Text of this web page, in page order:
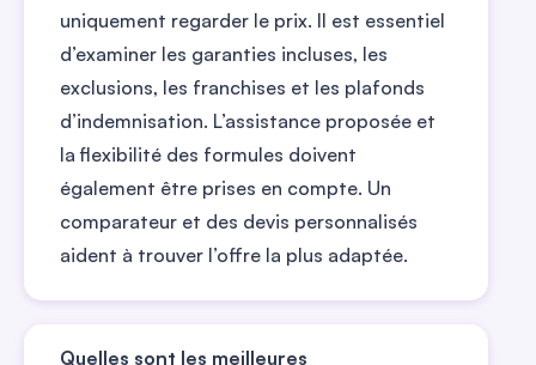
uniquement regarder le prix. Il est essentiel
d’examiner les garanties incluses, les
exclusions, les franchises et les plafonds
d’indemnisation. L’assistance proposée et
la flexibilité des formules doivent
également être prises en compte. Un
comparateur et des devis personnalisés
aident à trouver l’offre la plus adaptée.
Quelles sont les meilleures